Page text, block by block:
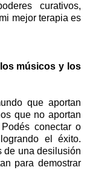
curativos,
mejor terapia es
músicos y los
que aportan
que no aportan
conectar o
el éxito.
de una desilusión
para demostrar